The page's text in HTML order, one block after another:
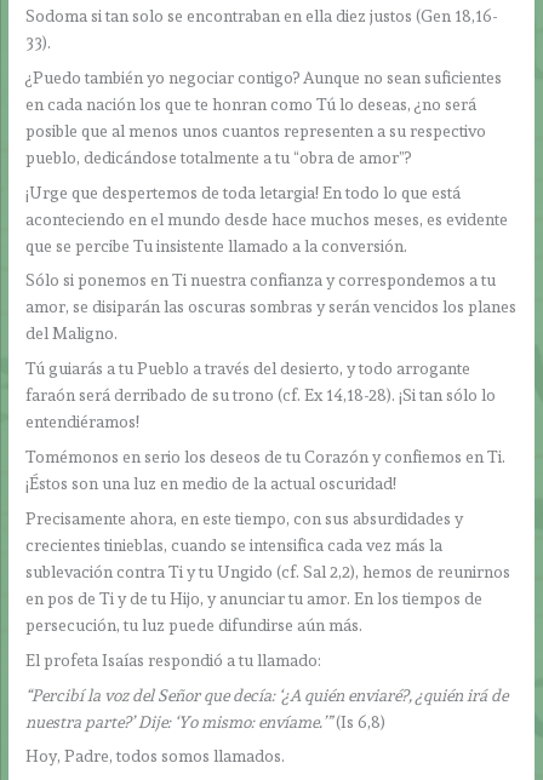
Sodoma si tan solo se encontraban en ella diez justos (Gen 18,16-
33).
¿Puedo también yo negociar contigo? Aunque no sean suficientes
en cada nación los que te honran como Tú lo deseas, ¿no será
posible que al menos unos cuantos representen a su respectivo
pueblo, dedicándose totalmente a tu “obra de amor”?
¡Urge que despertemos de toda letargia! En todo lo que está
aconteciendo en el mundo desde hace muchos meses, es evidente
que se percibe Tu insistente llamado a la conversión.
Sólo si ponemos en Ti nuestra confianza y correspondemos a tu
amor, se disiparán las oscuras sombras y serán vencidos los planes
del Maligno.
Tú guiarás a tu Pueblo a través del desierto, y todo arrogante
faraón será derribado de su trono (cf. Ex 14,18-28). ¡Si tan sólo lo
entendiéramos!
Tomémonos en serio los deseos de tu Corazón y confiemos en Ti.
¡Éstos son una luz en medio de la actual oscuridad!
Precisamente ahora, en este tiempo, con sus absurdidades y
crecientes tinieblas, cuando se intensifica cada vez más la
sublevación contra Ti y tu Ungido (cf. Sal 2,2), hemos de reunirnos
en pos de Ti y de tu Hijo, y anunciar tu amor. En los tiempos de
persecución, tu luz puede difundirse aún más.
El profeta Isaías respondió a tu llamado:
“Percibí la voz del Señor que decía: ‘¿A quién enviaré?, ¿quién irá de
nuestra parte?’ Dije: ‘Yo mismo: envíame.’”(Is 6,8)
Hoy, Padre, todos somos llamados.